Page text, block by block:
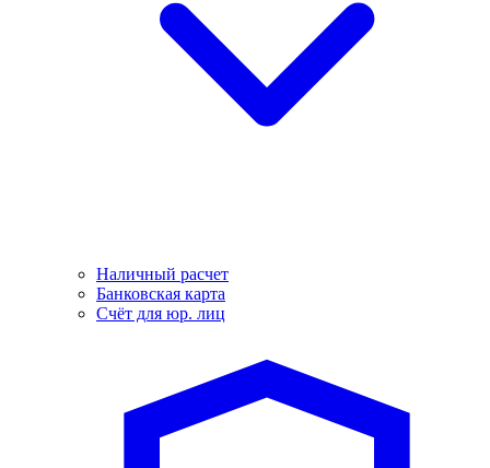
Наличный расчет
Банковская карта
Счёт для юр. лиц